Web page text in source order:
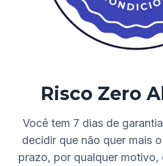
Risco Zero
Você tem 7 dias de
decidir que não quer mais
prazo, por qualquer motivo,